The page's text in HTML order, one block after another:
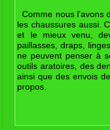
Comme nous l’avons
les chaussures aussi.
et le mieux venu,
paillasses, draps,
ne peuvent penser à
outils aratoires, des
ainsi que des envois
propos.